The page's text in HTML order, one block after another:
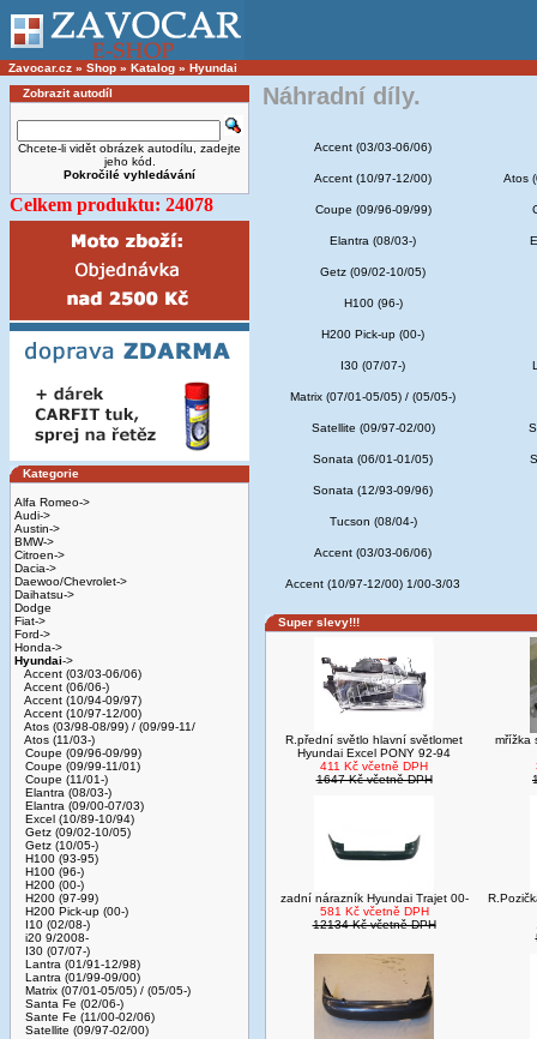
Zavocar.cz » Shop » Katalog » Hyundai
Zobrazit autodíl
Chcete-li vidět obrázek autodílu, zadejte
jeho kód.
Pokročilé vyhledávání
Celkem produktu: 24078
Kategorie
Alfa Romeo->
Audi->
Austin->
BMW->
Citroen->
Dacia->
Daewoo/Chevrolet->
Daihatsu->
Dodge
Fiat->
Ford->
Honda->
Hyundai->
Accent (03/03-06/06)
Accent (06/06-)
Accent (10/94-09/97)
Accent (10/97-12/00)
Atos (03/98-08/99) / (09/99-11/
Atos (11/03-)
Coupe (09/96-09/99)
Coupe (09/99-11/01)
Coupe (11/01-)
Elantra (08/03-)
Elantra (09/00-07/03)
Excel (10/89-10/94)
Getz (09/02-10/05)
Getz (10/05-)
H100 (93-95)
H100 (96-)
H200 (00-)
H200 (97-99)
H200 Pick-up (00-)
I10 (02/08-)
i20 9/2008-
I30 (07/07-)
Lantra (01/91-12/98)
Lantra (01/99-09/00)
Matrix (07/01-05/05) / (05/05-)
Santa Fe (02/06-)
Sante Fe (11/00-02/06)
Satellite (09/97-02/00)
Náhradní díly.
Accent (03/03-06/06)
Accent (10/97-12/00) Atos
Coupe (09/96-09/99)
Elantra (08/03-)
Getz (09/02-10/05)
H100 (96-)
H200 Pick-up (00-)
I30 (07/07-)
Matrix (07/01-05/05) / (05/05-)
Satellite (09/97-02/00)
Sonata (06/01-01/05)
Sonata (12/93-09/96)
Tucson (08/04-)
Accent (03/03-06/06)
Accent (10/97-12/00) 1/00-3/03
Super slevy!!!
R.přední světlo hlavní světlomet
Hyundai Excel PONY 92-94
411 Kč včetně DPH
1647 Kč včetně DPH
mřížka
zadní nárazník Hyundai Trajet 00-
581 Kč včetně DPH
12134 Kč včetně DPH